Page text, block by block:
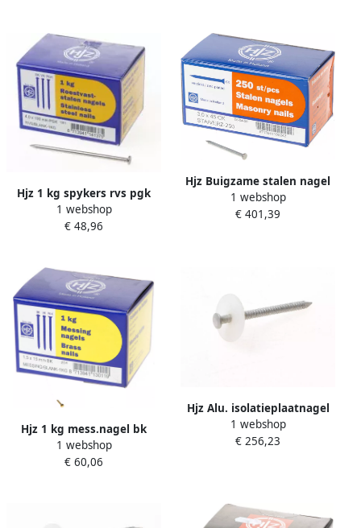
Hjz 1 kg spykers rvs pgk
100x4.0
1 webshop
€ 48,96
Hjz Buigzame stalen nagel
45x3.0
1 webshop
€ 401,39
Hjz 1 kg mess.nagel bk
15x1.5
1 webshop
€ 60,06
Hjz Alu. isolatieplaatnagel
60x4.5
1 webshop
€ 256,23